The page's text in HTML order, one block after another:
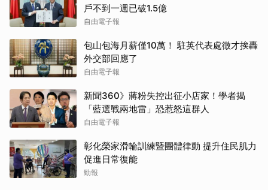
戶不到一週已破1.5億
自由電子報
包山包海月薪僅10萬！ 駐英代表處徵才挨轟
外交部回應了
自由電子報
新聞360》蔣粉失控出征小店家！學者揭
「藍選戰兩地雷」恐惹怒這群人
自由電子報
彰化榮家滑輪訓練暨團體律動 提升住民肌力
促進日常復能
勁報